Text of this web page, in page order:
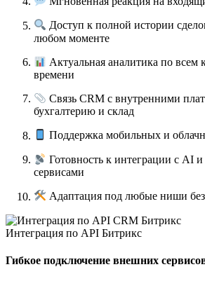
Доступ к полной истории
любом моменте
Актуальная аналитика по всем
времени
Связь CRM с внутренними
бухгалтерию и склад
Поддержка мобильных и
Готовность к интеграции с AI
сервисами
Адаптация под любые ниши
Интеграция по API Битрикс
Гибкое подключение внешних